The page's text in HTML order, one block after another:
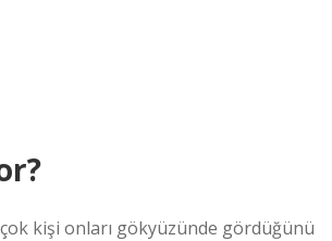
kişi onları gökyüzünde gördüğünü